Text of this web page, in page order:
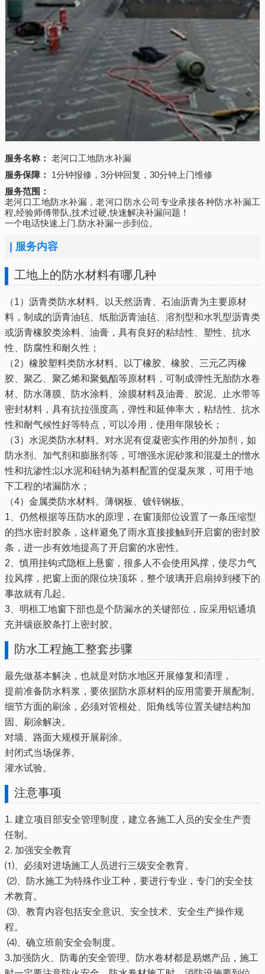
服务名称： 老河口工地防水补漏
服务保障：
1分钟报修，3分钟回复，30分钟上门维修
服务范围：
老河口工地防水补漏，老河口防水公司专业承接各种防水补漏工
程,经验师傅带队,技术过硬,快速解决补漏问题！
一个电话快速上门.防水补漏一步到位。
| 服务内容
工地上的防水材料有哪几种
（1）沥青类防水材料。以天然沥青、石油沥青为主要原材
料，制成的沥青油毡、纸胎沥青油毡、溶剂型和水乳型沥青类
或沥青橡胶类涂料、油膏，具有良好的粘结性、塑性、抗水
性、防腐性和耐久性；
（2）橡胶塑料类防水材料。以丁橡胶、橡胶、三元乙丙橡
胶、聚乙、聚乙烯和聚氨酯等原材料，可制成弹性无胎防水卷
材、防水薄膜、防水涂料、涂膜材料及油膏、胶泥、止水带等
密封材料，具有抗拉强度高，弹性和延伸率大，粘结性、抗水
性和耐气候性好等特点，可以冷用，使用年限较长；
（3）水泥类防水材料。对水泥有促凝密实作用的外加剂，如
防水剂、加气剂和膨胀剂等，可增强水泥砂浆和混凝土的憎水
性和抗渗性;以水泥和硅钠为基料配置的促凝灰浆，可用于地
下工程的堵漏防水；
（4）金属类防水材料。薄钢板、镀锌钢板。
1、仍然根据等压防水的原理，在窗顶部位设置了一条压缩型
的挡水密封胶条，这样避免了雨水直接接触到开启窗的密封胶
条，进一步有效地提高了开启窗的水密性。
2、慎用挂钩式隐框上悬窗，很多人不会使用风撑，使尽力气
拉风撑，把窗上面的限位块顶坏，整个玻璃开启扇掉到楼下的
事故就有几起。
3、明框工地窗下部也是个防漏水的关键部位，应采用铝通填
充并镶嵌胶条打上密封胶。
防水工程施工整套步骤
最先做基本解决，也就是对防水地区开展修复和清理，
提前准备防水料浆，要依据防水原材料的应用需要开展配制。
细节方面的刷涂，必须对管根处、阳角线等位置关键结构加
固、刷涂解决。
对墙、路面大规模开展刷涂。
封闭式当场保养。
灌水试验。
注意事项
1. 建立项目部安全管理制度，建立各施工人员的安全生产责
任制。
2. 加强安全教育
⑴、必须对进场施工人员进行三级安全教育。
⑵、防水施工为特殊作业工种，要进行专业，专门的安全技
术教育。
⑶、教育内容包括安全意识、安全技术、安全生产操作规
程。
⑷、确立班前安全会制度。
3.加强防火、防毒的安全管理。防水卷材都是易燃产品，施工